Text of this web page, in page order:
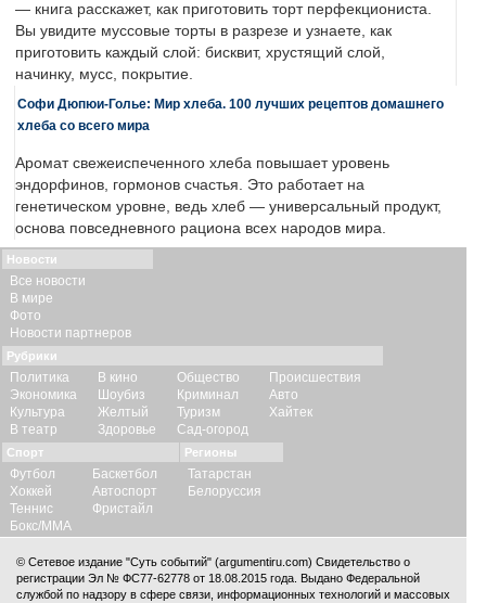
— книга расскажет, как приготовить торт перфекциониста.
Вы увидите муссовые торты в разрезе и узнаете, как
приготовить каждый слой: бисквит, хрустящий слой,
начинку, мусс, покрытие.
Софи Дюпюи-Голье: Мир хлеба. 100 лучших рецептов домашнего
хлеба со всего мира
Аромат свежеиспеченного хлеба повышает уровень
эндорфинов, гормонов счастья. Это работает на
генетическом уровне, ведь хлеб — универсальный продукт,
основа повседневного рациона всех народов мира.
Новости
Все новости
В мире
Фото
Новости партнеров
Рубрики
Политика
Экономика
Культура
В театр
В кино
Шоубиз
Желтый
Здоровье
Общество
Криминал
Туризм
Сад-огород
Происшествия
Авто
Хайтек
Спорт
Футбол
Хоккей
Теннис
Бокс/ММА
Баскетбол
Автоспорт
Фристайл
Регионы
Татарстан
Белоруссия
© Сетевое издание "Суть событий" (argumentiru.com) Свидетельство о
регистрации Эл № ФС77-62778 от 18.08.2015 года. Выдано Федеральной
службой по надзору в сфере связи, информационных технологий и массовых